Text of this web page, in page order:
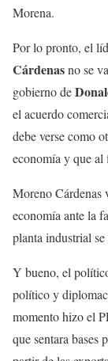
Morena.
Por lo pronto, el
Cárdenasno se
gobierno de
el acuerdo
debe verse como
economía y que al
Moreno Cárdenas
economía ante la
planta industrial
Y bueno, el
político y
momento hizo el
que sentara bases